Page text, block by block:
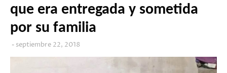
que era entregada y sometida
por su familia
septiembre 22, 2018